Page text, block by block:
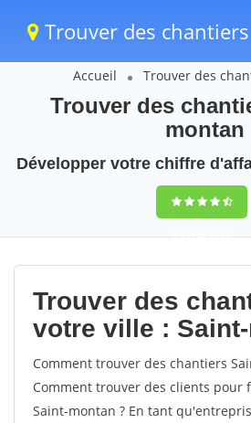
Trouver des chantiers
Accueil Trouver des
Trouver des
montan
Développer votre chiffre
9,5(100%)66
votes
Trouver des
votre ville :
Comment trouver des chantiers
Comment trouver des clients pour
Saint-montan ? En tant